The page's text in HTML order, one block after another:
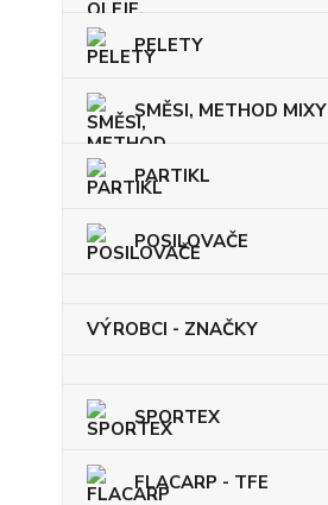
PELETY
SMĚSI, METHOD MIXY
PARTIKL
POSILOVAČE
VÝROBCI - ZNAČKY
SPORTEX
FLACARP - TFE